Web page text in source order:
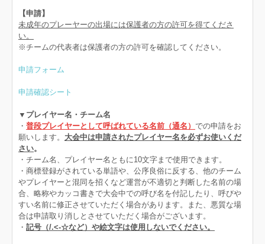
【申請】
未成年のプレーヤーの出場には保護者の方の許可を得てくださ
い。
※チームの代表者は保護者の方の許可を確認してください。
申請フォーム
申請確認シート
▼プレイヤー名・チーム名
・ 普段プレイヤーとして呼ばれている名前（通名） での申請をお
願いします。 大会中は申請されたプレイヤー名を必ずお使いくだ
さい。
・チーム名、プレイヤー名ともに10文字まで使用できます。
・商標登録がされている単語や、公序良俗に反する、他のチーム
やプレイヤーと混同を招くなど運営が不適切と判断した名前の場
合、略称やカッコ書きで大会中での呼び名を付記したり、呼びや
すい名前に修正させていただく場合があります。また、悪質な場
合は申請取り消しとさせていただく場合がございます。
・ 記号（/.<‐☆など）や絵文字は使用しないでください。